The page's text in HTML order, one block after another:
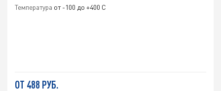
Температура от -100 до +400 С
ОТ 488 РУБ.